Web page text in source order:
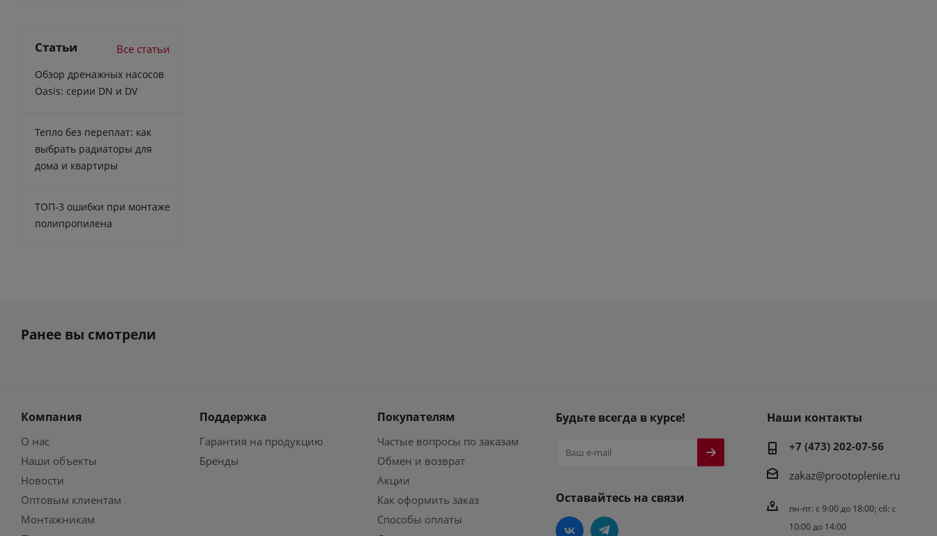
Статьи Все статьи
Обзор дренажных насосов
Oasis: серии DN и DV
Тепло без переплат: как
выбрать радиаторы для
дома и квартиры
ТОП-3 ошибки при монтаже
полипропилена
Ранее вы смотрели
Компания
О нас
Наши объекты
Новости
Оптовым клиентам
Монтажникам
Поддержка
Гарантия на продукцию
Бренды
Покупателям
Частые вопросы по заказам
Обмен и возврат
Акции
Как оформить заказ
Способы оплаты
Будьте всегда в курсе!
Оставайтесь на связи
Наши контакты
+7 (473) 202-07-56
zakaz@prootoplenie.ru
пн-пт: c 9:00 до 18:00; сб: с
10:00 до 14:00